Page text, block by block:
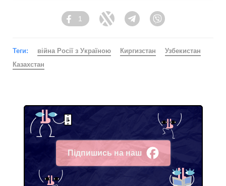
Facebook
1
Twitter TelegramViber
Теги: війна Росії з Україною Киргизстан
Узбекистан
Казахстан
Підпишись на наш
Facebook